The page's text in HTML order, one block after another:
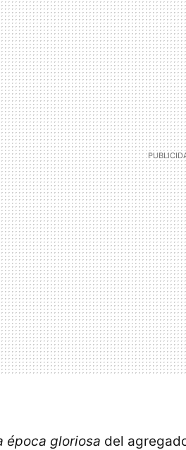
época gloriosa del